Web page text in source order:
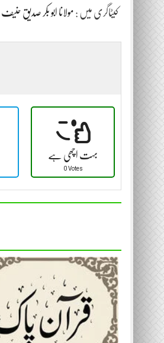
کیٹاگری میں : مولانا ابو بکر صدیق حنیف
بہت اچھی ہے
0 Votes